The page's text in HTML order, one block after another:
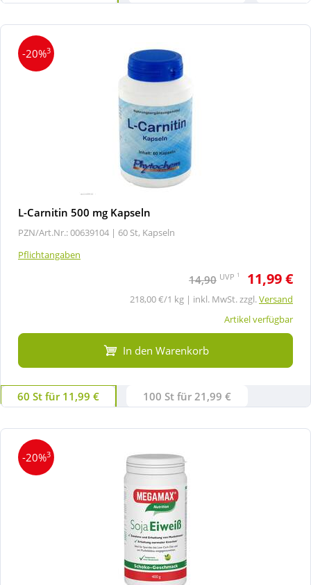
-20%3
L-Carnitin 500 mg Kapseln
PZN/Art.Nr.: 00639104 | 60 St, Kapseln
Pflichtangaben
14,90 UVP 1 11,99 €
218,00 €/1 kg | inkl. MwSt. zzgl.Versand
Artikel verfügbar
In den Warenkorb
60 St für 11,99 € 100 St für 21,99 €
-20%3